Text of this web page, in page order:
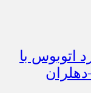
اتوبوس با